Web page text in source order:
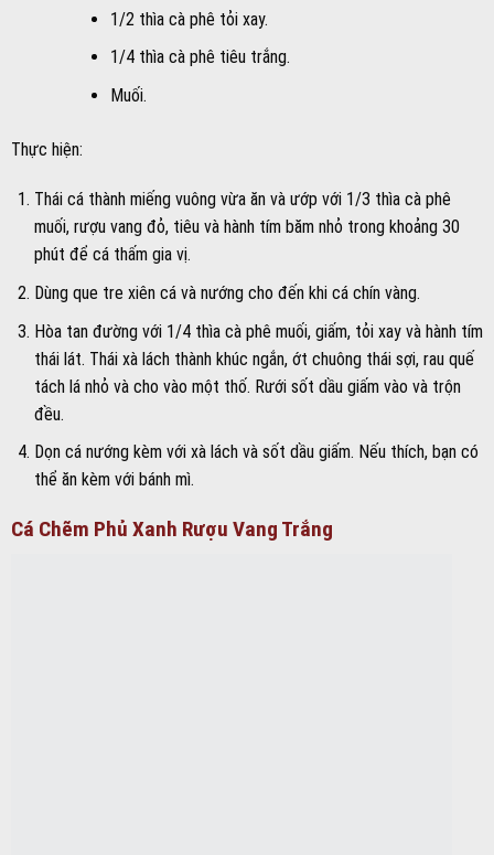
1/2 thìa cà phê tỏi xay.
1/4 thìa cà phê tiêu trắng.
Muối.
Thực hiện:
Thái cá thành miếng vuông vừa ăn và ướp với 1/3 thìa cà phê
muối, rượu vang đỏ, tiêu và hành tím băm nhỏ trong khoảng 30
phút để cá thấm gia vị.
Dùng que tre xiên cá và nướng cho đến khi cá chín vàng.
Hòa tan đường với 1/4 thìa cà phê muối, giấm, tỏi xay và hành tím
thái lát. Thái xà lách thành khúc ngắn, ớt chuông thái sợi, rau quế
tách lá nhỏ và cho vào một thố. Rưới sốt dầu giấm vào và trộn
đều.
Dọn cá nướng kèm với xà lách và sốt dầu giấm. Nếu thích, bạn có
thể ăn kèm với bánh mì.
Cá Chẽm Phủ Xanh Rượu Vang Trắng